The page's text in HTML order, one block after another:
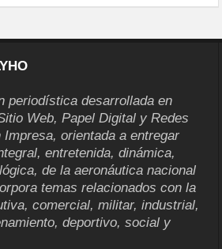
periodística desarrollada en
Web, Papel Digital y Redes
orientada a entregar
entretenida, dinámica,
de la aeronáutica nacional
temas relacionados con la
comercial, militar, industrial,
deportivo, social y